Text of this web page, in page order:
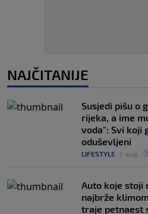
NAJČITANIJE
Susjedi pišu o
rijeka, a ime
voda": Svi koji
oduševljeni
LIFESTYLE 7. aug.
Auto koje stoji
najbrže
traje petnaest